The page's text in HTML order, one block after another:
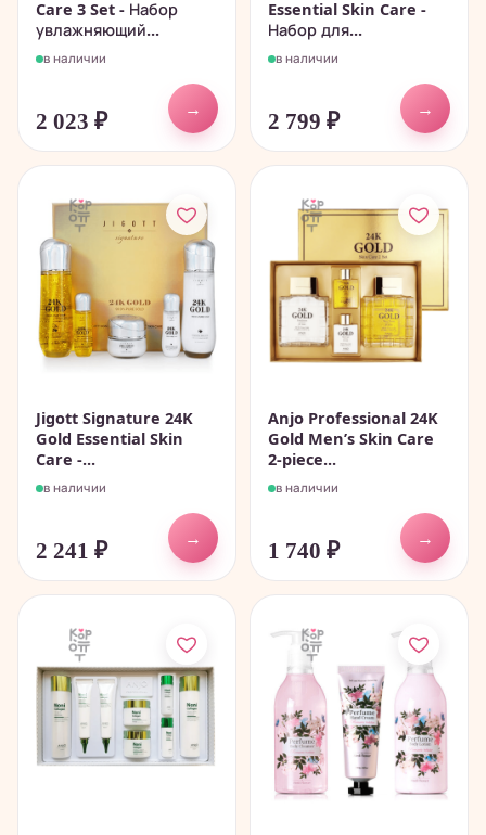
Care 3 Set - Набор
увлажняющий...
в наличии
2 023 ₽
→
Essential Skin Care -
Набор для...
в наличии
2 799 ₽
→
Jigott Signature 24K
Gold Essential Skin
Care -...
в наличии
2 241 ₽
→
Anjo Professional 24K
Gold Men’s Skin Care
2-piece...
в наличии
1 740 ₽
→